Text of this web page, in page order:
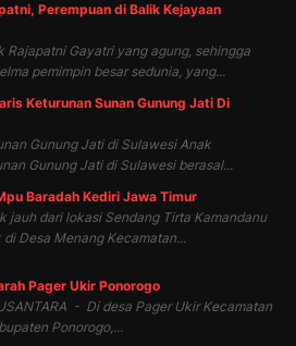
Perempuan di Balik Kejayaan
Rajapatni Gayatri yang agung, sehingga
pemimpin besar sedunia, yang...
Keturunan Sunan Gunung Jati Di
Gunung Jati di Sulawesi Anak
Gunung Jati di Sulawesi berasal...
Baradah Kediri Jawa Timur
jauh dari lokasi Sendang Tirta Kamandanu
Desa Menang Kecamatan...
Pager Ukir Ponorogo
- Di desa Pager Ukir Kecamatan
Ponorogo,...